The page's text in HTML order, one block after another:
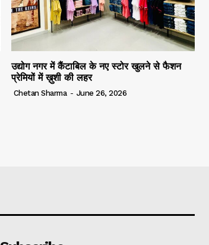
उद्योग नगर में कैंटाबिल के नए स्टोर खुलने से फैशन
प्रेमियों में ख़ुशी की लहर
Chetan Sharma - June 26, 2026